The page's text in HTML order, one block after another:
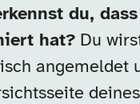
du,
hat? Du
angemeldet